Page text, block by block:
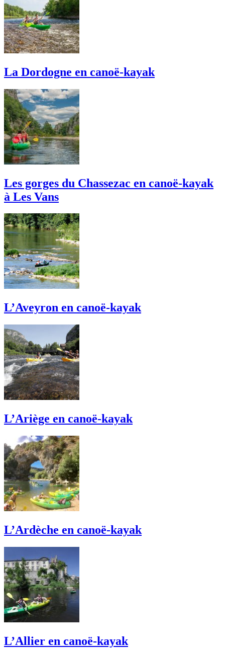
La Dordogne en canoë-kayak
Les gorges du Chassezac en canoë-kayak
à Les Vans
L’Aveyron en canoë-kayak
L’Ariège en canoë-kayak
L’Ardèche en canoë-kayak
L’Allier en canoë-kayak